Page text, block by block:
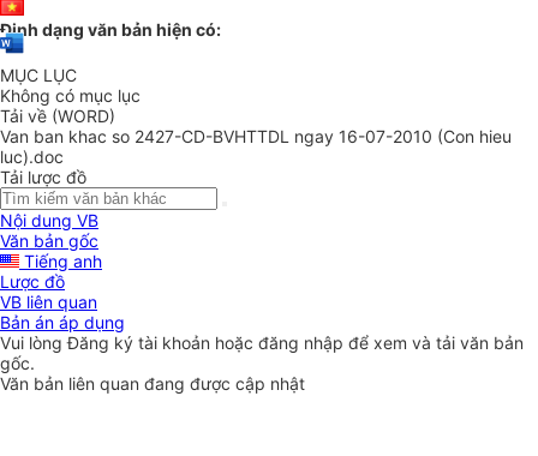
Định dạng văn bản hiện có:
MỤC LỤC
Không có mục lục
Tải về (WORD)
Van ban khac so 2427-CD-BVHTTDL ngay 16-07-2010 (Con hieu
luc).doc
Tải lược đồ
Nội dung VB
Văn bản gốc
Tiếng anh
Lược đồ
VB liên quan
Bản án áp dụng
Vui lòngĐăng ký tài khoản hoặc đăng nhập để xem và tải văn bản
gốc.
Văn bản liên quan đang được cập nhật